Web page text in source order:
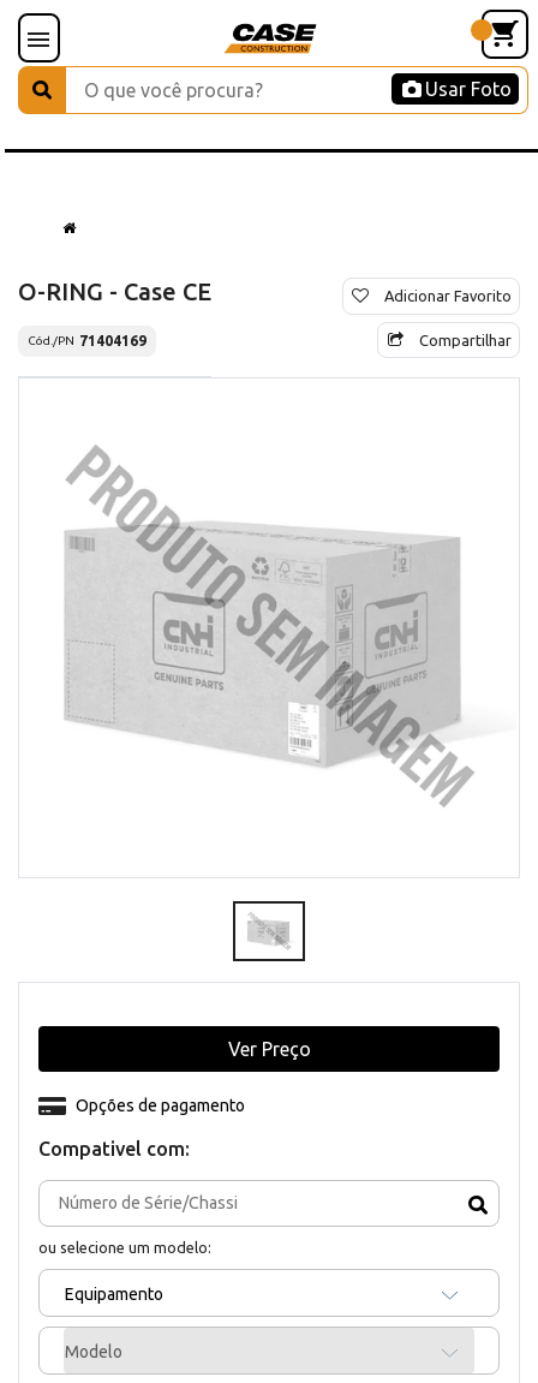
Usar Foto
O-RING - Case CE
Cód./PN 71404169
Adicionar Favorito
Compartilhar
Compativel com:
ou selecione um modelo:
Equipamento
Modelo
Opções de pagamento
Ver Preço